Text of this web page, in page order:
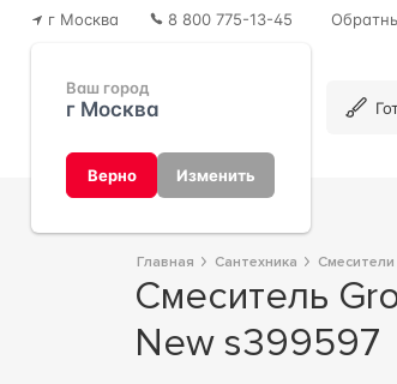
г Москва
Ваш город
г Москва
Верно Изменить
8 800 775-13-45
Главная Сантехника Смесители
Смеситель Grohe 24049003 для ванны с душем 15x17x10 Grohe Eurostyle
New s399597